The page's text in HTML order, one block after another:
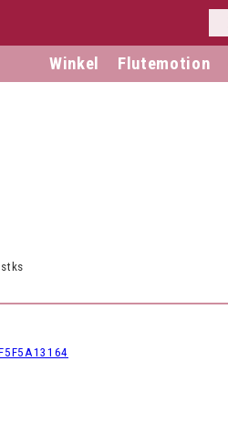
Winkel Flutemotion